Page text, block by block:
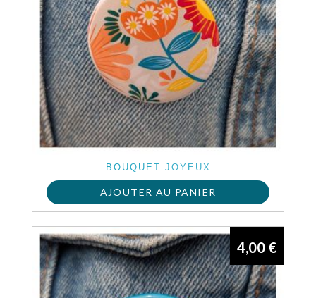
BOUQUET JOYEUX
AJOUTER AU PANIER
4,00 €